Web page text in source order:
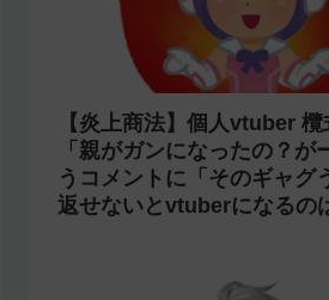
【炎上商法】個人vtuber
「親がガンになったの？が
うコメントに「そのギャグ
返せないとvtuberになるの